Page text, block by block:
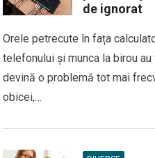
de ignorat
Orele petrecute în fața
telefonului și munca la birou
devină o problemă tot mai
obicei,…